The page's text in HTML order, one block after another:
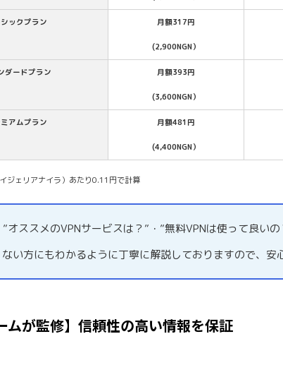
ックプラン 月額317円
(2,900NGN）
ダードプラン 月額393円
(3,600NGN）
アムプラン 月額481円
(4,400NGN）
ジェリアナイラ）あたり0.11円で計算
オススメのVPNサービスは？”・”無料VPNは使って良い
い方にもわかるように丁寧に解説しておりますので、安
ムが監修】信頼性の高い情報を保証